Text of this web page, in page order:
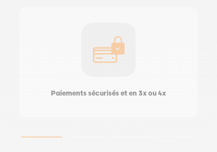
Paiements sécurisés et en 3x ou 4x